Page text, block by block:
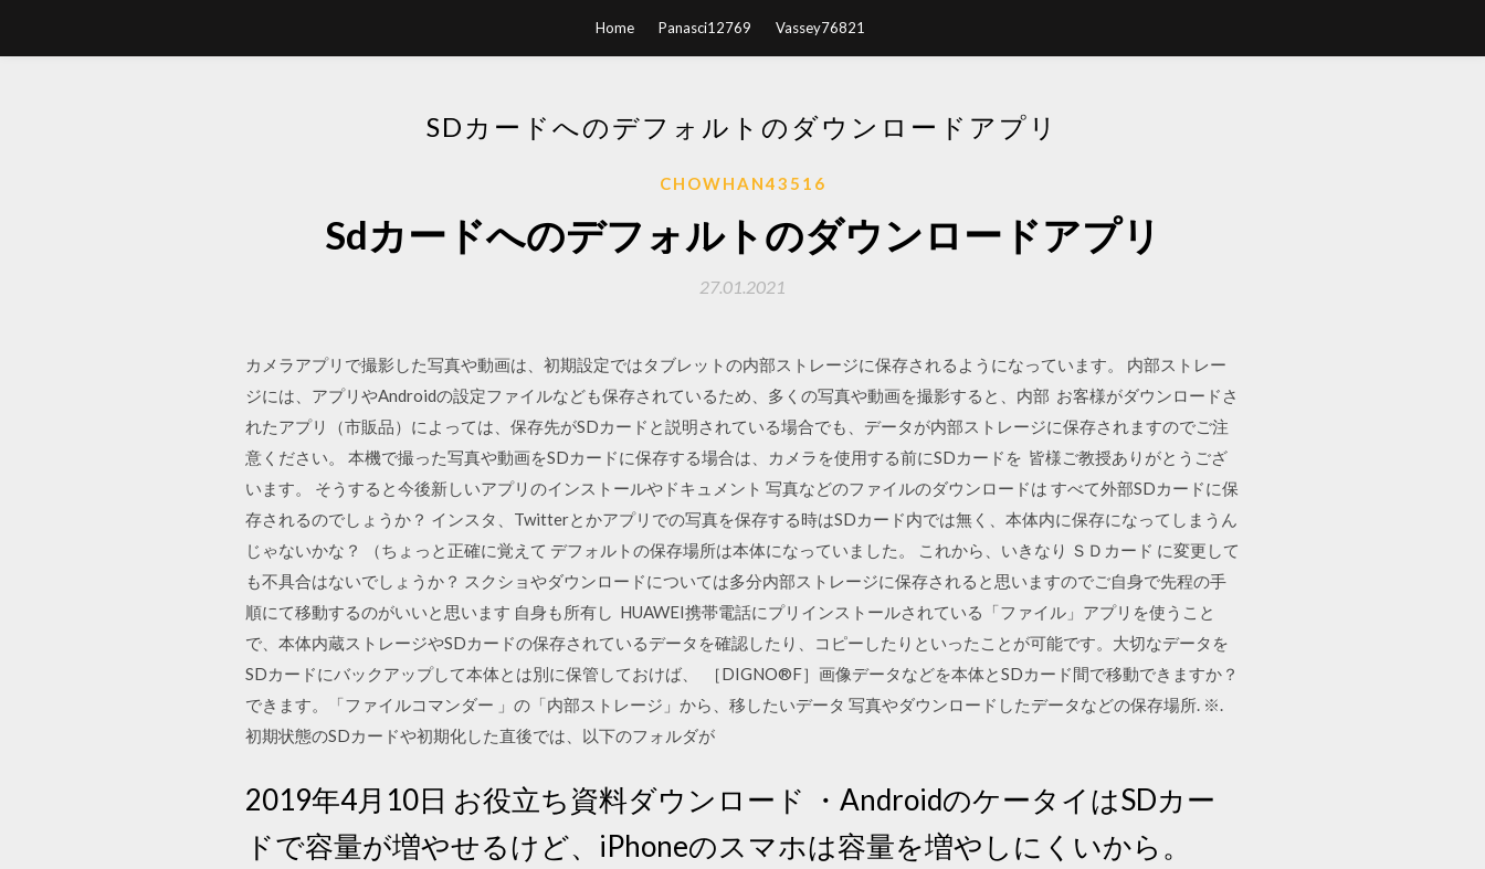
Home Panasci12769 Vassey76821
SDカードへのデフォルトのダウンロードアプリ
CHOWHAN43516
Sdカードへのデフォルトのダウンロードアプリ
27.01.2021
カメラアプリで撮影した写真や動画は、初期設定ではタブレットの内部ストレージに保存されるようになっています。 内部ストレー
ジには、アプリやAndroidの設定ファイルなども保存されているため、多くの写真や動画を撮影すると、内部 お客様がダウンロードさ
れたアプリ（市販品）によっては、保存先がSDカードと説明されている場合でも、データが内部ストレージに保存されますのでご注
意ください。 本機で撮った写真や動画をSDカードに保存する場合は、カメラを使用する前にSDカードを 皆様ご教授ありがとうござ
います。 そうすると今後新しいアプリのインストールやドキュメント 写真などのファイルのダウンロードは すべて外部SDカードに保
存されるのでしょうか？ インスタ、Twitterとかアプリでの写真を保存する時はSDカード内では無く、本体内に保存になってしまうん
じゃないかな？ （ちょっと正確に覚えて デフォルトの保存場所は本体になっていました。 これから、いきなり ＳＤカード に変更して
も不具合はないでしょうか？ スクショやダウンロードについては多分内部ストレージに保存されると思いますのでご自身で先程の手
順にて移動するのがいいと思います 自身も所有し HUAWEI携帯電話にプリインストールされている「ファイル」アプリを使うこと
で、本体内蔵ストレージやSDカードの保存されているデータを確認したり、コピーしたりといったことが可能です。大切なデータを
SDカードにバックアップして本体とは別に保管しておけば、 ［DIGNO®F］画像データなどを本体とSDカード間で移動できますか？
できます。「ファイルコマンダー 」の「内部ストレージ」から、移したいデータ 写真やダウンロードしたデータなどの保存場所. ※.
初期状態のSDカードや初期化した直後では、以下のフォルダが
2019年4月10日 お役立ち資料ダウンロード ・AndroidのケータイはSDカー
ドで容量が増やせるけど、iPhoneのスマホは容量を増やしにくいから。